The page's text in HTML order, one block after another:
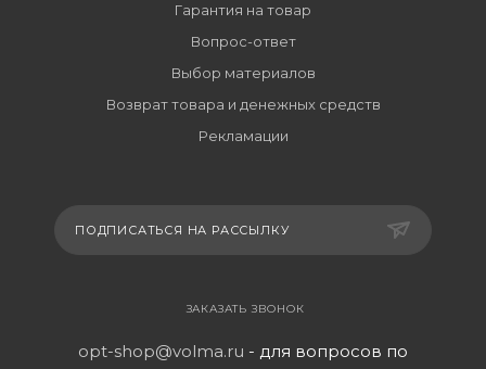
Гарантия на товар
Вопрос-ответ
Выбор материалов
Возврат товара и денежных средств
Рекламации
ПОДПИСАТЬСЯ НА РАССЫЛКУ
ЗАКАЗАТЬ ЗВОНОК
opt-shop@volma.ru - для вопросов по